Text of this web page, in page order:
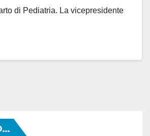
di Pediatria. La vicepresidente